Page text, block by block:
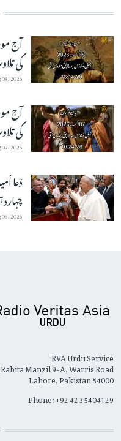
کی
2026
کی
2026
دْعا
2026
RVA Urdu Service
Rabita Manzil 9-A, Warris Road,
Lahore, Pakistan 54000
Phone: +92 42 35404129